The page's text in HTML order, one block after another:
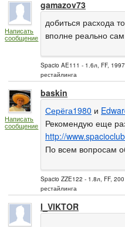
Написать
сообщение
gamazov73
добиться расхода
вполне реально
Spacio AE111 - 1.6л, FF,
рестайлинга
Написать
сообщение
baskin
Серёга1980 и
Рекомендую еще
http://
По всем вопросам
Spacio ZZE122 - 1.8л, FF,
рестайлинга
I_VIKTOR